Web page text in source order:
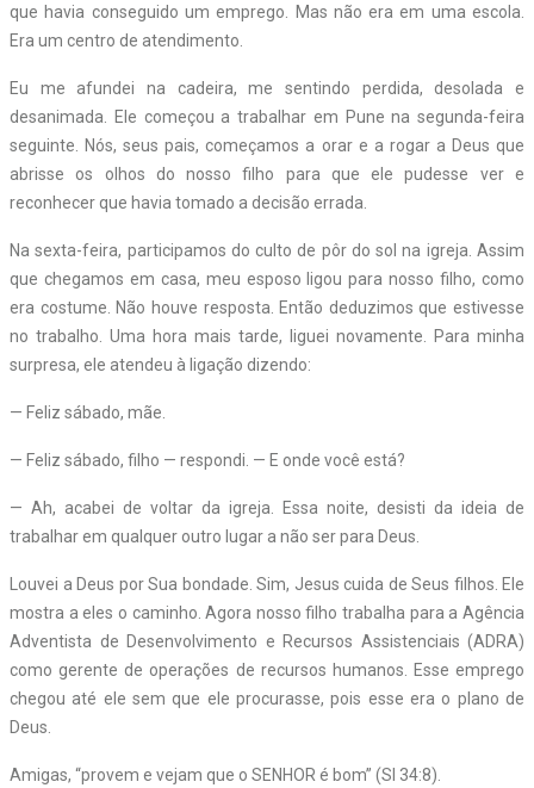
que havia conseguido um emprego. Mas não era em uma escola.
Era um centro de atendimento.
Eu me afundei na cadeira, me sentindo perdida, desolada e
desanimada. Ele começou a trabalhar em Pune na segunda-feira
seguinte. Nós, seus pais, começamos a orar e a rogar a Deus que
abrisse os olhos do nosso filho para que ele pudesse ver e
reconhecer que havia tomado a decisão errada.
Na sexta-feira, participamos do culto de pôr do sol na igreja. Assim
que chegamos em casa, meu esposo ligou para nosso filho, como
era costume. Não houve resposta. Então deduzimos que estivesse
no trabalho. Uma hora mais tarde, liguei novamente. Para minha
surpresa, ele atendeu à ligação dizendo:
— Feliz sábado, mãe.
— Feliz sábado, filho — respondi. — E onde você está?
— Ah, acabei de voltar da igreja. Essa noite, desisti da ideia de
trabalhar em qualquer outro lugar a não ser para Deus.
Louvei a Deus por Sua bondade. Sim, Jesus cuida de Seus filhos. Ele
mostra a eles o caminho. Agora nosso filho trabalha para a Agência
Adventista de Desenvolvimento e Recursos Assistenciais (ADRA)
como gerente de operações de recursos humanos. Esse emprego
chegou até ele sem que ele procurasse, pois esse era o plano de
Deus.
Amigas, “provem e vejam que o SENHOR é bom” (Sl 34:8).